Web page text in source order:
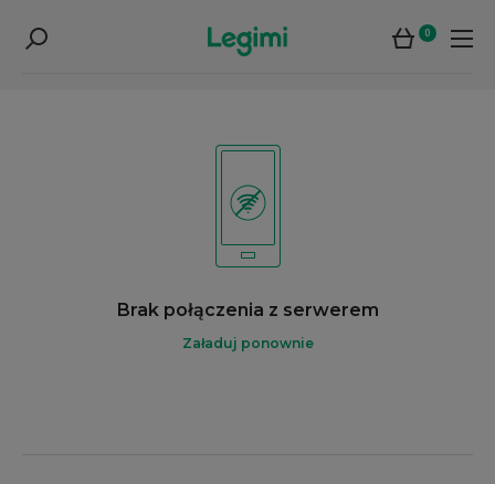
0
Brak połączenia z serwerem
Załaduj ponownie